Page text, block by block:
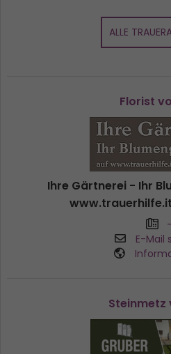
ALLE
Florist
Ihre Gärtnerei - Ihr
-
E-Mail
Steinmetz